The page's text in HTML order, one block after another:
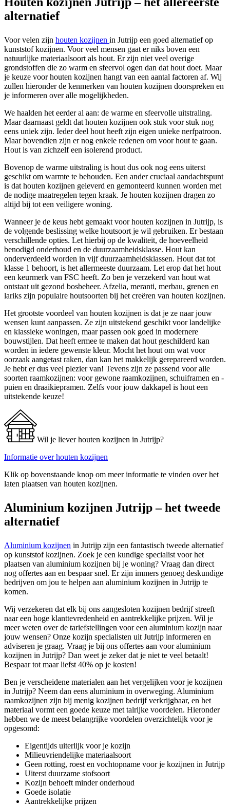
alternatief
Voor velen zijn houten kozijnen in Jutrijp een goed alternatief op
kunststof kozijnen. Voor veel mensen gaat er niks boven een
natuurlijke materiaalsoort als hout. Er zijn niet veel overige
grondstoffen die zo warm en sfeervol ogen dan dat hout doet. Maar
je keuze voor houten kozijnen hangt van een aantal factoren af. Wij
zullen hieronder de kenmerken van houten kozijnen doorspreken en
je informeren over alle mogelijkheden.
We haalden het eerder al aan: de warme en sfeervolle uitstraling.
Maar daarnaast geldt dat houten kozijnen ook stuk voor stuk nog
eens uniek zijn. Ieder deel hout heeft zijn eigen unieke nerfpatroon.
Maar bovendien zijn er nog enkele redenen om voor hout te gaan.
Hout is van zichzelf een isolerend product.
Bovenop de warme uitstraling is hout dus ook nog eens uiterst
geschikt om warmte te behouden. Een ander cruciaal aandachtspunt
is dat houten kozijnen geleverd en gemonteerd kunnen worden met
de nodige maatregelen tegen kraak. Je houten kozijnen dragen zo
altijd bij tot een veiligere woning.
Wanneer je de keus hebt gemaakt voor houten kozijnen in Jutrijp, is
de volgende beslissing welke houtsoort je wil gebruiken. Er bestaan
verschillende opties. Let hierbij op de kwaliteit, de hoeveelheid
benodigd onderhoud en de duurzaamheidsklasse. Hout kan
onderverdeeld worden in vijf duurzaamheidsklassen. Hout dat tot
klasse 1 behoort, is het allermeeste duurzaam. Let erop dat het hout
een keurmerk van FSC heeft. Zo ben je verzekerd van hout wat
ontstaat uit gezond bosbeheer. Afzelia, meranti, merbau, grenen en
lariks zijn populaire houtsoorten bij het creëren van houten kozijnen.
Het grootste voordeel van houten kozijnen is dat je ze naar jouw
wensen kunt aanpassen. Ze zijn uitstekend geschikt voor landelijke
en klassieke woningen, maar passen ook goed in modernere
bouwstijlen. Dat heeft ermee te maken dat hout geschilderd kan
worden in iedere gewenste kleur. Mocht het hout om wat voor
oorzaak aangetast raken, dan kan het makkelijk gerepareerd worden.
Je hebt er dus veel plezier van! Tevens zijn ze passend voor alle
soorten raamkozijnen: voor gewone raamkozijnen, schuiframen en -
puien en draaikiepramen. Zelfs voor jouw dakkapel is hout een
uitstekende keuze!
Wil je liever houten kozijnen in Jutrijp?
Informatie over houten kozijnen
Klik op bovenstaande knop om meer informatie te vinden over het
laten plaatsen van houten kozijnen.
Aluminium kozijnen Jutrijp – het tweede
alternatief
Aluminium kozijnen in Jutrijp zijn een fantastisch tweede alternatief
op kunststof kozijnen. Zoek je een kundige specialist voor het
plaatsen van aluminium kozijnen bij je woning? Vraag dan direct
nog offertes aan en bespaar snel. Er zijn immers genoeg deskundige
bedrijven om jou te helpen aan aluminium kozijnen in Jutrijp te
komen.
Wij verzekeren dat elk bij ons aangesloten kozijnen bedrijf streeft
naar een hoge klanttevredenheid en aantrekkelijke prijzen. Wil je
meer weten over de tariefstellingen voor een aluminium kozijn naar
jouw wensen? Onze kozijn specialisten uit Jutrijp informeren en
adviseren je graag. Vraag je bij ons offertes aan voor aluminium
kozijnen in Jutrijp? Dan weet je zeker dat je niet te veel betaalt!
Bespaar tot maar liefst 40% op je kosten!
Ben je verscheidene materialen aan het vergelijken voor je kozijnen
in Jutrijp? Neem dan eens aluminium in overweging. Aluminium
raamkozijnen zijn bij menig kozijnen bedrijf verkrijgbaar, en het
materiaal vormt een goede keuze met talrijke voordelen. Hieronder
hebben we de meest belangrijke voordelen overzichtelijk voor je
opgesomd:
Eigentijds uiterlijk voor je kozijn
Milieuvriendelijke materiaalsoort
Geen rotting, roest en vochtopname voor je kozijnen in Jutrijp
Uiterst duurzame stofsoort
Kozijn behoeft minder onderhoud
Goede isolatie
Aantrekkelijke prijzen